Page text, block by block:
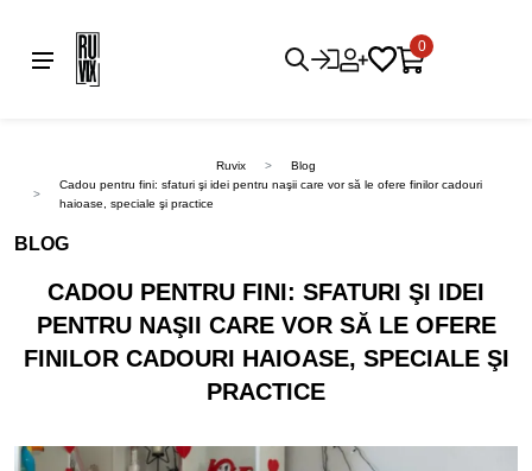
0
Ruvix
Blog
Cadou pentru fini: sfaturi şi idei pentru naşii care vor să le ofere finilor cadouri
haioase, speciale şi practice
BLOG
CADOU PENTRU FINI: SFATURI ŞI IDEI
PENTRU NAŞII CARE VOR SĂ LE OFERE
FINILOR CADOURI HAIOASE, SPECIALE ŞI
PRACTICE